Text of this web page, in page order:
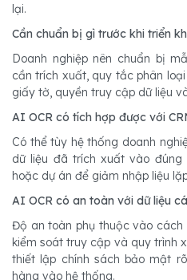
lại.
Cần chuẩn bị gì trước khi triển
Doanh nghiệp nên chuẩn bị
cần trích xuất, quy tắc phân
giấy tờ, quyền truy cập dữ liệu
AI OCR có tích hợp được với
Có thể tùy hệ thống doanh
dữ liệu đã trích xuất vào
hoặc dự án để giảm nhập liệu
AI OCR có an toàn với dữ liệu
Độ an toàn phụ thuộc vào cách
kiểm soát truy cập và quy trình
thiết lập chính sách bảo mật
hàng vào hệ thống.